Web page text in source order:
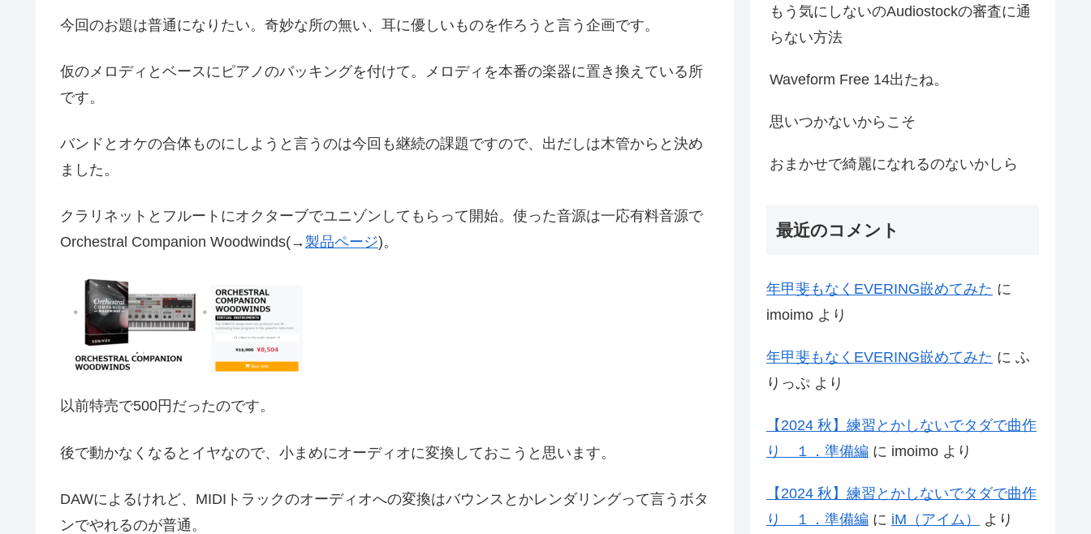
今回のお題は普通になりたい。奇妙な所の無い、耳に優しいものを作ろうと言う企画です。
仮のメロディとベースにピアノのバッキングを付けて。メロディを本番の楽器に置き換えている所
です。
バンドとオケの合体ものにしようと言うのは今回も継続の課題ですので、出だしは木管からと決め
ました。
クラリネットとフルートにオクターブでユニゾンしてもらって開始。使った音源は一応有料音源で
Orchestral Companion Woodwinds(→ 製品ページ)。
以前特売で500円だったのです。
後で動かなくなるとイヤなので、小まめにオーディオに変換しておこうと思います。
DAWによるけれど、MIDIトラックのオーディオへの変換はバウンスとかレンダリングって言うボタ
ンでやれるのが普通。
もう気にしないのAudiostockの審査に通
らない方法
Waveform Free 14出たね。
思いつかないからこそ
おまかせで綺麗になれるのないかしら
最近のコメント
年甲斐もなくEVERING嵌めてみた に
imoimo より
年甲斐もなくEVERING嵌めてみた に ふ
りっぷ より
【2024 秋】練習とかしないでタダで曲作
り １．準備編 に imoimo より
【2024 秋】練習とかしないでタダで曲作
り １．準備編 に iM（アイム） より